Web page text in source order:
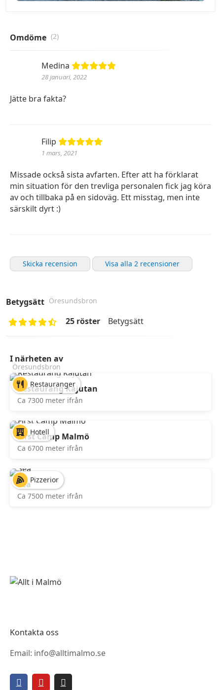
Omdöme (2)
Medina
28 januari, 2022
Jätte bra fakta?
Filip
1 mars, 2021
Missade också sista avfarten. Efter att ha förklarat
min situation för den trevliga personalen fick jag köra
av och tillbaka på en sidoväg. Ett misstag, men inte
särskilt dyrt :)
Skicka recension Visa alla 2 recensioner
Betygsätt Öresundsbron
Betygsätt
25 röster
I närheten av
Öresundsbron
Restauranger
Restaurang Kajutan
Ca 7300 meter ifrån
Hotell
First Camp Malmö
Ca 6700 meter ifrån
Pizzerior
Sea
Ca 7500 meter ifrån
Kontakta oss
Email: info@alltimalmo.se